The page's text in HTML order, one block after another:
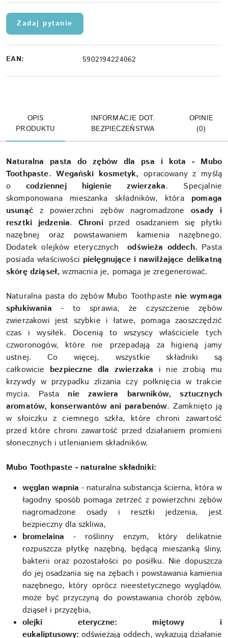
Zadaj pytanie
EAN: 5902194224062
OPIS
PRODUKTU
INFORMACJE DOT.
BEZPIECZEŃSTWA
OPINIE
(0)
Naturalna pasta do zębów dla psa i kota - Mubo
Toothpaste. Wegański kosmetyk, opracowany z myślą
o
codziennej higienie zwierzaka. Specjalnie
skomponowana mieszanka składników, która
pomaga
usunąć z powierzchni zębów nagromadzone
osady i
resztki jedzenia. Chroni przed osadzaniem się płytki
nazębnej oraz powstawaniem kamienia nazębnego.
Dodatek olejków eterycznych
odświeża oddech. Pasta
posiada właściwości pielęgnujące i nawilżające delikatną
skórę dziąseł, wzmacnia je, pomaga je zregenerować.
Naturalna pasta do zębów Mubo Toothpaste nie wymaga
spłukiwania
- to sprawia, że czyszczenie zębów
zwierzakowi jest szybkie i łatwe, pomaga zaoszczędzić
czas i wysiłek. Docenią to wszyscy właściciele tych
czworonogów, które nie przepadają za higieną jamy
ustnej. Co więcej, wszystkie składniki są
całkowicie bezpieczne dla zwierzaka i nie zrobią mu
krzywdy w przypadku zlizania czy połknięcia w trakcie
mycia. Pasta
nie zawiera barwników, sztucznych
aromatów, konserwantów ani parabenów. Zamknięto ją
w słoiczku z ciemnego szkła, które chroni zawartość
przed które chroni zawartość przed działaniem promieni
słonecznych i utlenianiem składników.
Mubo Toothpaste - naturalne składniki:
węglan wapnia - naturalna substancja ścierna, która w
łagodny sposób pomaga zetrzeć z powierzchni zębów
nagromadzone osady i resztki jedzenia, jest
bezpieczny dla szkliwa,
bromelaina
- roślinny enzym, który delikatnie
rozpuszcza płytkę nazębną, będącą mieszanką śliny,
bakterii oraz pozostałości po posiłku. Nie dopuszcza
do jej osadzania się na zębach i powstawania kamienia
nazębnego, który oprócz nieestetycznego wyglądów,
może być przyczyną do powstawania chorób zębów,
dziąseł i przyzębia,
olejki eteryczne: miętowy i
eukaliptusowy: odświeżają oddech, wykazują działanie